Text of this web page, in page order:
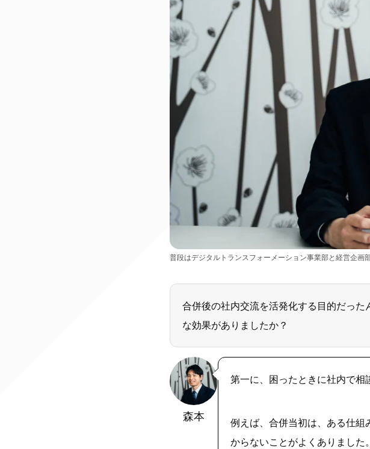
普段はデジタルトランスフォーメーション事業部と経営企画
合併後の社内交流を活発化する目的だっ
な効果がありましたか？
森本
第一に、困ったときに社内で相
例えば、合併当初は、ある仕
からないことがよくありました。